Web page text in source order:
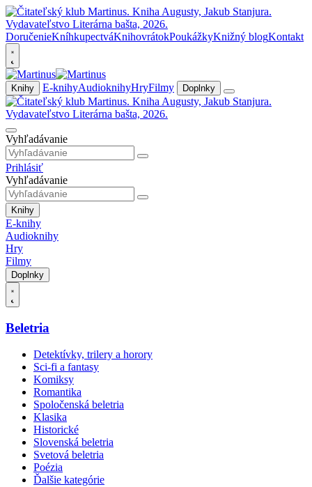
DoručenieKníhkupectváKnihovrátokPoukážkyKnižný blogKontakt
Knihy E-knihyAudioknihyHryFilmy Doplnky
Vyhľadávanie
Prihlásiť
Vyhľadávanie
Knihy
E-knihy
Audioknihy
Hry
Filmy
Doplnky
Beletria
Detektívky, trilery a horory
Sci-fi a fantasy
Komiksy
Romantika
Spoločenská beletria
Klasika
Historické
Slovenská beletria
Svetová beletria
Poézia
Ďalšie kategórie